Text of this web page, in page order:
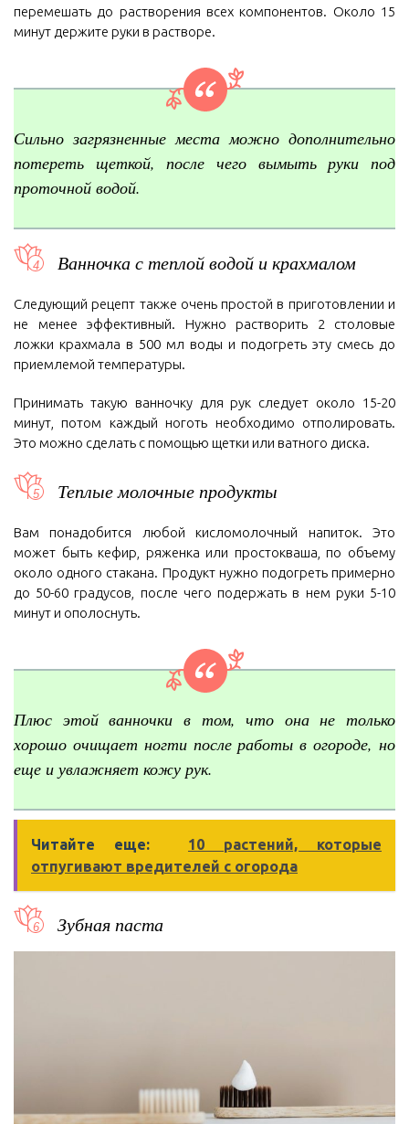
перемешать до растворения всех компонентов. Около 15
минут держите руки в растворе.
Сильно загрязненные места можно дополнительно
потереть щеткой, после чего вымыть руки под
проточной водой.
Ванночка с теплой водой и крахмалом
Следующий рецепт также очень простой в приготовлении и
не менее эффективный. Нужно растворить 2 столовые
ложки крахмала в 500 мл воды и подогреть эту смесь до
приемлемой температуры.
Принимать такую ванночку для рук следует около 15-20
минут, потом каждый ноготь необходимо отполировать.
Это можно сделать с помощью щетки или ватного диска.
Теплые молочные продукты
Вам понадобится любой кисломолочный напиток. Это
может быть кефир, ряженка или простокваша, по объему
около одного стакана. Продукт нужно подогреть примерно
до 50-60 градусов, после чего подержать в нем руки 5-10
минут и ополоснуть.
Плюс этой ванночки в том, что она не только
хорошо очищает ногти после работы в огороде, но
еще и увлажняет кожу рук.
Читайте еще:
10 растений, которые
отпугивают вредителей с огорода
Зубная паста